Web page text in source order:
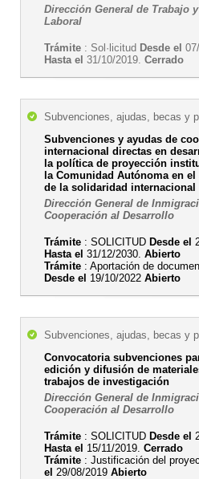
Dirección General de Trabajo
Laboral
Trámite : Sol·licitud Desde el
Hasta el 31/10/2019. Cerrado
Subvenciones, ajudas, becas y
Subvenciones y ayudas de
internacional directas en
la política de proyección
la Comunidad Autónoma en
de la solidaridad internacional
Dirección General de
Cooperación al Desarrollo
Trámite : SOLICITUD Desde el
Hasta el 31/12/2030. Abierto
Trámite : Aportación de
Desde el 19/10/2022 Abierto
Subvenciones, ajudas, becas y
Convocatoria subvenciones
edición y difusión de
trabajos de investigación
Dirección General de
Cooperación al Desarrollo
Trámite : SOLICITUD Desde el
Hasta el 15/11/2019. Cerrado
Trámite : Justificación del
el 29/08/2019 Abierto